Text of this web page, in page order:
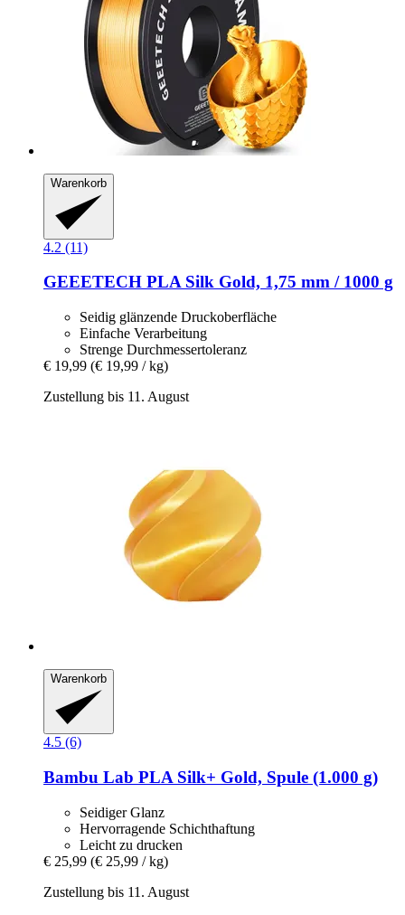
Warenkorb
4.2 (11)
GEEETECH PLA Silk Gold, 1,75 mm / 1000 g
Seidig glänzende Druckoberfläche
Einfache Verarbeitung
Strenge Durchmessertoleranz
€ 19,99 (€ 19,99 / kg)
Zustellung bis 11. August
Warenkorb
4.5 (6)
Bambu Lab PLA Silk+ Gold, Spule (1.000 g)
Seidiger Glanz
Hervorragende Schichthaftung
Leicht zu drucken
€ 25,99 (€ 25,99 / kg)
Zustellung bis 11. August